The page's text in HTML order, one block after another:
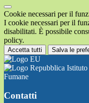
Cookie necessari per il
I cookie necessari per il
disabilitati. È possibile
policy.
Accetta tutti Salva le
Istituto
Fumane
Contatti